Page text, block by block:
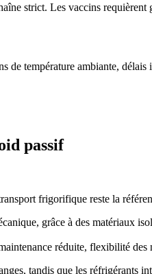
strict. Les vaccins
de température ambiante, délais
passif
frigorifique reste la
grâce à des matériaux
réduite, flexibilité
tandis que les réfrigérants